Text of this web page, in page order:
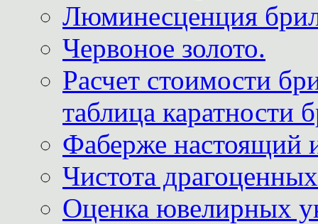
Люминесценция
Червоное золото.
Расчет стоимости
таблица каратности
Фаберже настоящий
Чистота
Оценка ювелирных